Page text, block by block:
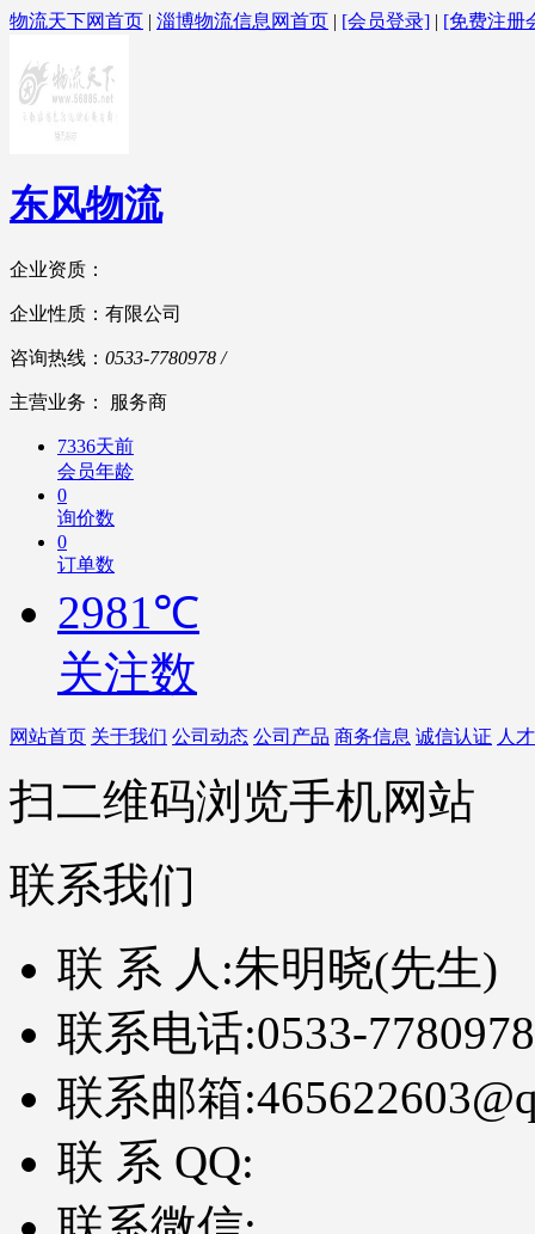
物流天下网首页 | 淄博物流信息网首页 | [会员登录] | [免费注册
东风物流
企业资质：
企业性质：有限公司
咨询热线： 0533-7780978 /
主营业务： 服务商
7336天前
会员年龄
0
询价数
0
订单数
2981℃
关注数
网站首页 关于我们 公司动态 公司产品 商务信息 诚信认证 人
扫二维码浏览手机网站
联系我们
联 系 人:朱明晓(先生)
联系电话:0533-
联系邮箱:
联 系 QQ: